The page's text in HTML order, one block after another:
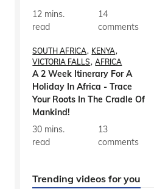
12 mins.
read
14
comments
SOUTH AFRICA KENYA
VICTORIA FALLS
AFRICA
A 2 Week Itinerary For A
Holiday In Africa - Trace
Your Roots In The Cradle Of
Mankind!
30 mins.
read
13
comments
Trending videos for you